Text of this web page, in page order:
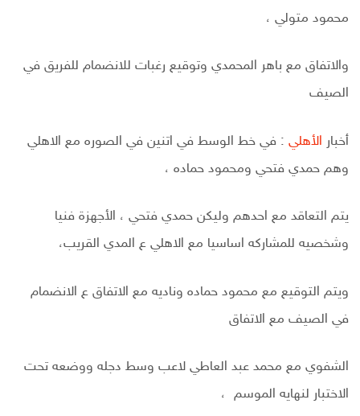
محمود متولي ،
والاتفاق مع باهر المحمدي وتوقيع رغبات للانضمام للفريق في
الصيف
أخبار الأهلي : في خط الوسط في اتنين في الصوره مع الاهلي
وهم حمدي فتحي ومحمود حماده ،
يتم التعاقد مع احدهم وليكن حمدي فتحي ، الأجهزة فنيا
وشخصيه للمشاركه اساسيا مع الاهلي ع المدي القريب،
ويتم التوقيع مع محمود حماده وناديه مع الاتفاق ع الانضمام
في الصيف مع الاتفاق
الشفوي مع محمد عبد العاطي لاعب وسط دجله ووضعه تحت
الاختبار لنهايه الموسم ،